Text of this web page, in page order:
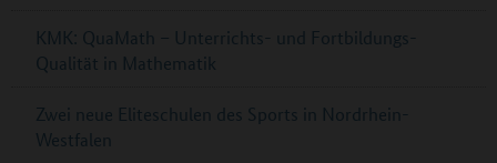
KMK: QuaMath – Unterrichts- und Fortbildungs-
Qualität in Mathematik
Zwei neue Eliteschulen des Sports in Nordrhein-
Westfalen